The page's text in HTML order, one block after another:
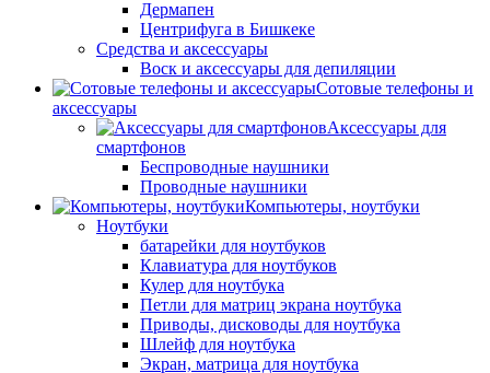
Дермапен
Центрифуга в Бишкеке
Средства и аксессуары
Воск и аксессуары для депиляции
Сотовые телефоны и
аксессуары
Аксессуары для
смартфонов
Беспроводные наушники
Проводные наушники
Компьютеры, ноутбуки
Ноутбуки
батарейки для ноутбуков
Клавиатура для ноутбуков
Кулер для ноутбука
Петли для матриц экрана ноутбука
Приводы, дисководы для ноутбука
Шлейф для ноутбука
Экран, матрица для ноутбука